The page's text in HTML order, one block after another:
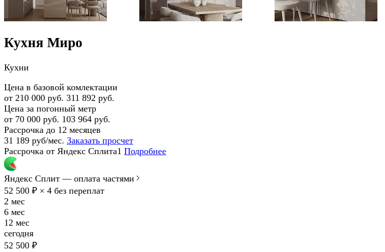
Кухня Миро
Кухни
Цена в базовой комлектации
от 210 000 руб. 311 892 руб.
Цена за погонный метр
от 70 000 руб. 103 964 руб.
Рассрочка до 12 месяцев
31 189 руб/мес. Заказать просчет
Рассрочка от Яндекс Сплита1 Подробнее
Яндекс Сплит — оплата частями
52 500 ₽ × 4 без переплат
2 мес
6 мес
12 мес
сегодня
52 500 ₽